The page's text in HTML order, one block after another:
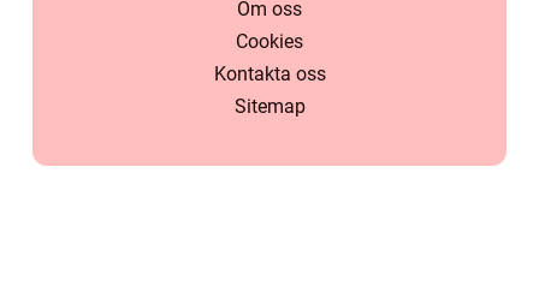
Om oss
Cookies
Kontakta oss
Sitemap